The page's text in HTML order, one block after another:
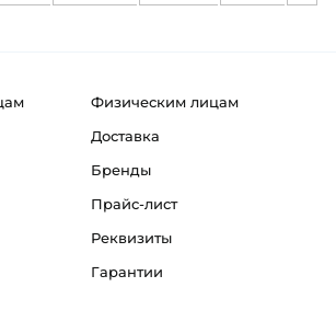
Физическим лицам
Доставка
Бренды
Прайс-лист
Реквизиты
Гарантии